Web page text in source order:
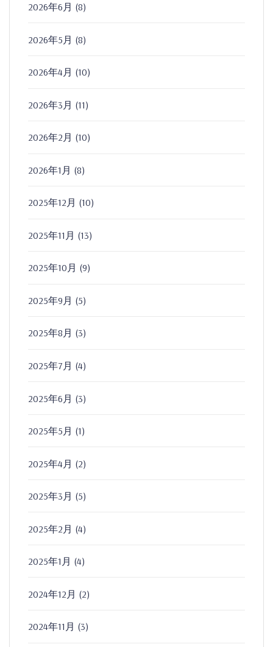
2026年6月 (8)
2026年5月 (8)
2026年4月 (10)
2026年3月 (11)
2026年2月 (10)
2026年1月 (8)
2025年12月 (10)
2025年11月 (13)
2025年10月 (9)
2025年9月 (5)
2025年8月 (3)
2025年7月 (4)
2025年6月 (3)
2025年5月 (1)
2025年4月 (2)
2025年3月 (5)
2025年2月 (4)
2025年1月 (4)
2024年12月 (2)
2024年11月 (3)